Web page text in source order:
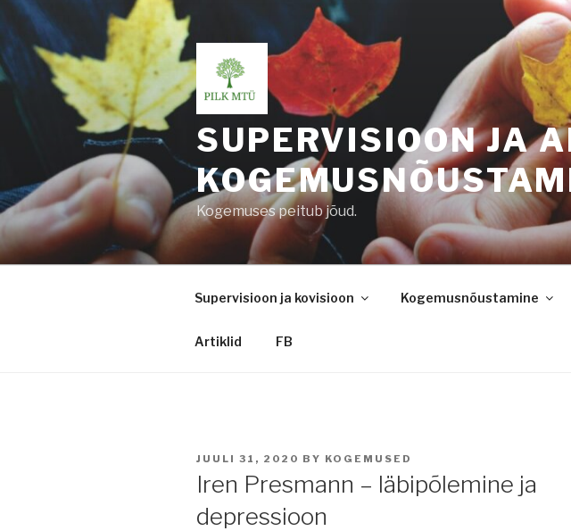
Skip
to
content
SUPERVISIOON JA
Kogemuses peitub jõud.
Supervisioon ja kovisioon Kogemusnõustamine
Artiklid FB
POSTED
JUULI 31, 2020 BY KOGEMUSED
Iren Presmann – läbipõlemine ja
depressioon